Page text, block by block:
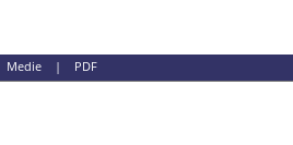
Medie| PDF